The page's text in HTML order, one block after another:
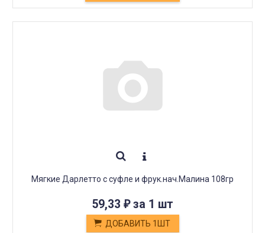
Мягкие Дарлетто с суфле и фрук.нач.Малина 108гр
59,33 ₽за 1 шт
ДОБАВИТЬ 1ШТ